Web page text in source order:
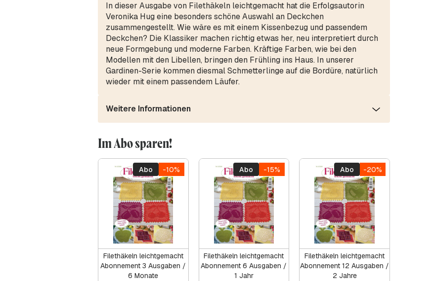
In dieser Ausgabe von Filethäkeln leichtgemacht hat die Erfolgsautorin
Veronika Hug eine besonders schöne Auswahl an Deckchen
zusammengestellt. Wie wäre es mit einem Kissenbezug und passendem
Deckchen? Die Klassiker machen richtig etwas her, neu interpretiert durch
neue Formgebung und moderne Farben. Kräftige Farben, wie bei den
Modellen mit den Libellen, bringen den Frühling ins Haus. In unserer
Gardinen-Serie kommen diesmal Schmetterlinge auf die Bordüre, natürlich
wieder mit einem passendem Läufer.
Weitere Informationen
Im Abo sparen!
Abo -10%
Filethäkeln leichtgemacht
Abonnement 3 Ausgaben /
6 Monate
Abo -15%
Filethäkeln leichtgemacht
Abonnement 6 Ausgaben /
1 Jahr
Abo -20%
Filethäkeln leichtgemacht
Abonnement 12 Ausgaben /
2 Jahre